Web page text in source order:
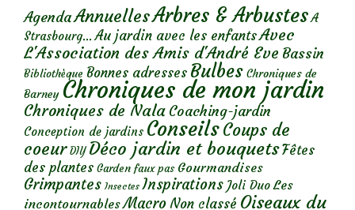
AgendaAnnuellesArbres & Arbustes A
Strasbourg... Au jardin avec les enfantsAvec
L'Association des Amis d'André Eve Bassin
Bibliothèque Bonnes adresses Bulbes Chroniques de
Barney Chroniques de mon jardin
Chroniques de Nala Coaching-jardin
Conception de jardins ConseilsCoups de
coeur DIY Déco jardin et bouquetsFêtes
des plantes Garden faux pas Gourmandises
Grimpantes Insectes Inspirations Joli Duo Les
incontournables Macro Non classé Oiseaux du